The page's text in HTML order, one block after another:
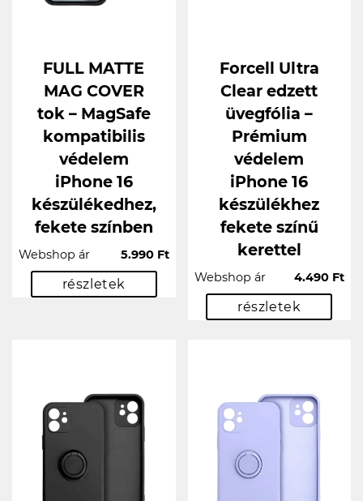
FULL MATTE
MAG COVER
tok – MagSafe
kompatibilis
védelem
iPhone 16
készülékedhez,
fekete színben
Webshop ár 5.990 Ft
részletek
Forcell Ultra
Clear edzett
üvegfólia –
Prémium
védelem
iPhone 16
készülékhez
fekete színű
kerettel
Webshop ár 4.490 Ft
részletek